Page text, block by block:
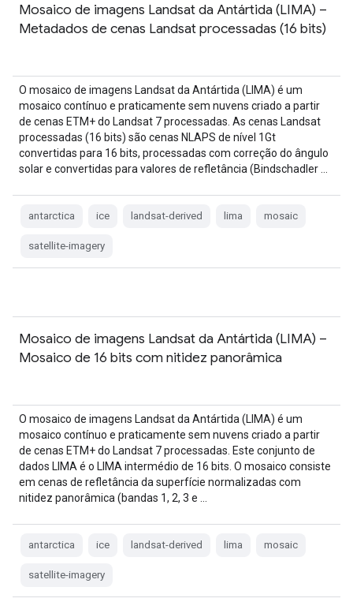
Mosaico de imagens Landsat da Antártida (LIMA) –
Metadados de cenas Landsat processadas (16 bits)
O mosaico de imagens Landsat da Antártida (LIMA) é um
mosaico contínuo e praticamente sem nuvens criado a partir
de cenas ETM+ do Landsat 7 processadas. As cenas Landsat
processadas (16 bits) são cenas NLAPS de nível 1Gt
convertidas para 16 bits, processadas com correção do ângulo
solar e convertidas para valores de refletância (Bindschadler …
antarctica ice landsat-derived lima mosaic
satellite-imagery
Mosaico de imagens Landsat da Antártida (LIMA) –
Mosaico de 16 bits com nitidez panorâmica
O mosaico de imagens Landsat da Antártida (LIMA) é um
mosaico contínuo e praticamente sem nuvens criado a partir
de cenas ETM+ do Landsat 7 processadas. Este conjunto de
dados LIMA é o LIMA intermédio de 16 bits. O mosaico consiste
em cenas de refletância da superfície normalizadas com
nitidez panorâmica (bandas 1, 2, 3 e …
antarctica ice landsat-derived lima mosaic
satellite-imagery